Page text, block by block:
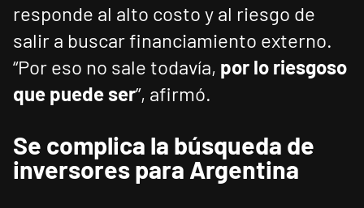
responde al alto costo y al riesgo de
salir a buscar financiamiento externo.
“Por eso no sale todavía, por lo riesgoso
que puede ser”, afirmó.
Se complica la búsqueda de
inversores para Argentina